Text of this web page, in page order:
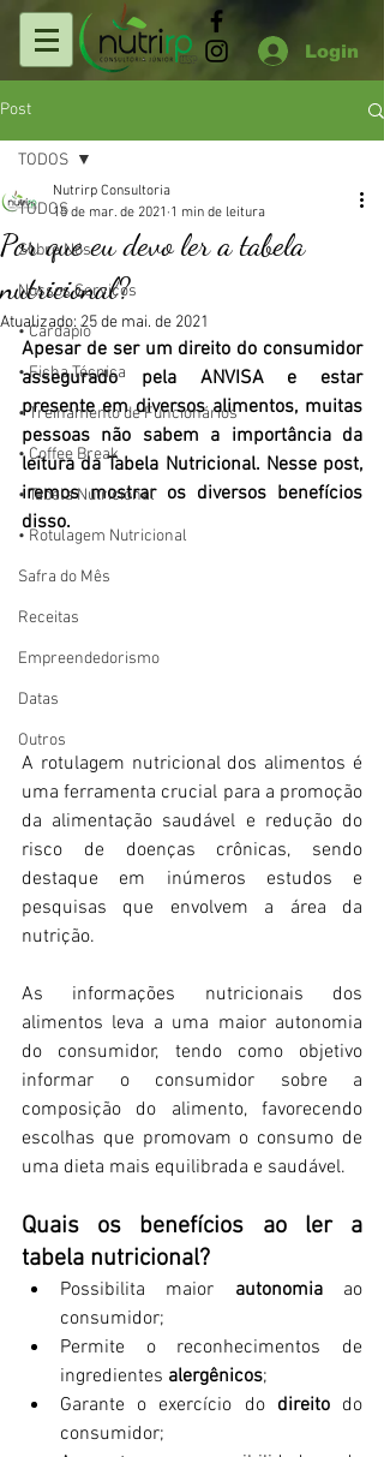
Login
Post
TODOS
Sobre Nós
Nossos Serviços
• Cardápio
• Ficha Técnica
• Treinamento de Funcionários
• Coffee Break
• Tabela Nutricional
• Rotulagem Nutricional
Safra do Mês
Receitas
Empreendedorismo
Datas
Outros
TODOS
Por que eu devo ler a tabela
nutricional?
Nutrirp Consultoria
15 de mar. de 2021 1 min de leitura
Atualizado: 25 de mai. de 2021
Apesar de ser um direito do consumidor
assegurado pela ANVISA e estar
presente em diversos alimentos, muitas
pessoas não sabem a importância da
leitura da Tabela Nutricional. Nesse post,
iremos mostrar os diversos benefícios
disso.
A rotulagem nutricional dos alimentos é
uma ferramenta crucial para a promoção
da alimentação saudável e redução do
risco de doenças crônicas, sendo
destaque em inúmeros estudos e
pesquisas que envolvem a área da
nutrição.
As informações nutricionais dos
alimentos leva a uma maior autonomia
do consumidor, tendo como objetivo
informar o consumidor sobre a
composição do alimento, favorecendo
escolhas que promovam o consumo de
uma dieta mais equilibrada e saudável.
Quais os benefícios ao ler a
tabela nutricional?
Possibilita maior autonomia ao
consumidor;
Permite o reconhecimentos de
ingredientes alergênicos;
Garante o exercício do direito do
consumidor;